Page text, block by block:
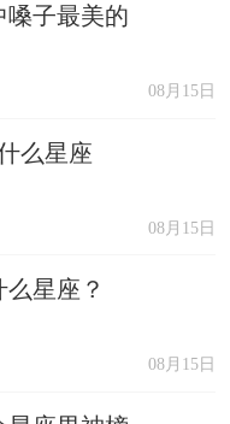
嗓子最美的
08月15日
么星座
08月15日
星座？
08月15日